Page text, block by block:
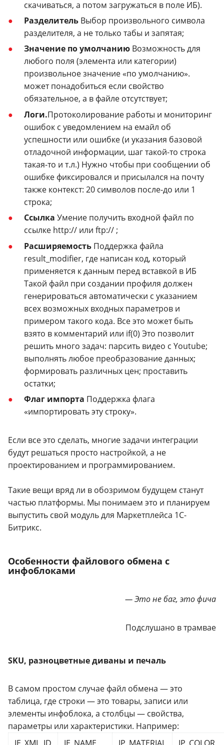
скачиваться, а потом загружаться в поле ИБ).
Разделитель Выбор произвольного символа
разделителя, а не только табы и запятая;
Значение по умолчанию Возможность для
любого поля (элемента или категории)
произвольное значение «по умолчанию».
может понадобиться если свойство
обязательное, а в файле отсутствует;
Логи.Протоколирование работы и мониторинг
ошибок с уведомлением на емайл об
успешности или ошибке (и указания базовой
отладочной информации, шаг такой-то строка
такая-то и т.л.) Нужно чтобы при сообщении об
ошибке фиксировался и присылался на почту
также контекст: 20 символов после-до или 1
строка;
Ссылка Умение получить входной файл по
ссылке http:// или ftp:// ;
Расширяемость Поддержка файла
result_modifier, где написан код, который
применяется к данным перед вставкой в ИБ
Такой файл при создании профиля должен
генерироваться автоматически с указанием
всех возможных входных параметров и
примером такого кода. Все это может быть
взято в комментарий или if(0) Это позволит
решить много задач: парсить видео с Youtube;
выполнять любое преобразование данных;
формировать различных цен; проставить
остатки;
Флаг импорта Поддержка флага
«импортировать эту строку».
Если все это сделать, многие задачи интеграции
будут решаться просто настройкой, а не
проектированием и программированием.
Такие вещи вряд ли в обозримом будущем станут
частью платформы. Мы понимаем это и планируем
выпустить свой модуль для Маркетплейса 1С-
Битрикс.
Особенности файлового обмена с
инфоблоками
— Это не баг, это фича
Подслушано в трамвае
SKU, разноцветные диваны и печаль
В самом простом случае файл обмена — это
таблица, где строки — это товары, записи или
элементы инфоблока, а столбцы — свойства,
параметры или характеристики. Например: